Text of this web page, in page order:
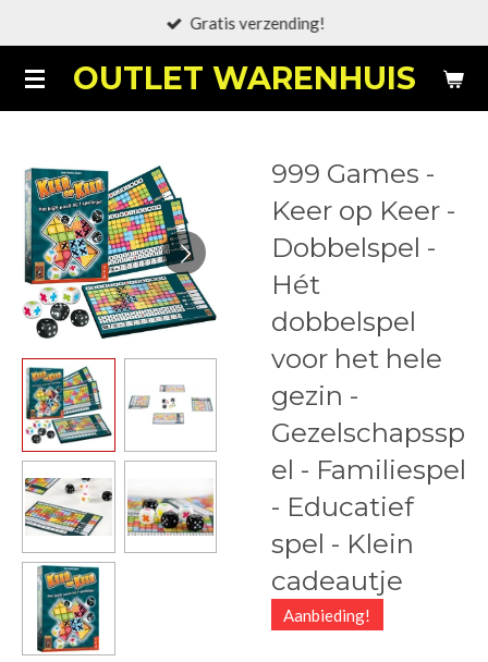
naar
de
OUTLET WARENHUIS
Gratis verzending!
999 Games -
Keer op Keer -
Dobbelspel -
Hét
dobbelspel
voor het hele
gezin -
Gezelschapssp
el - Familiespel
- Educatief
spel - Klein
cadeautje
Aanbieding!